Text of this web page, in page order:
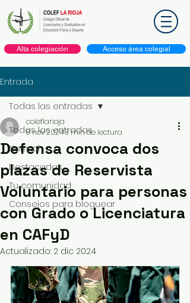
Alta colegiación Acceso área colegial
Entrada
Todas las entradas
Normal
Destacadas
Tu comunidad
Consejos para bloguear
Todas las entradas
Defensa convoca dos
plazas de Reservista
Voluntario para personas
con Grado o Licenciatura
en CAFyD
coleflarioja
8 nov 20243 min de lectura
Actualizado: 2 dic 2024